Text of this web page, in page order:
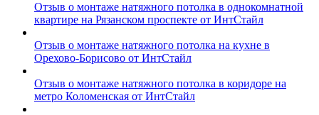
Отзыв о монтаже натяжного потолка в однокомнатной
квартире на Рязанском проспекте от ИнтСтайл
Отзыв о монтаже натяжного потолка на кухне в
Орехово-Борисово от ИнтСтайл
Отзыв о монтаже натяжного потолка в коридоре на
метро Коломенская от ИнтСтайл